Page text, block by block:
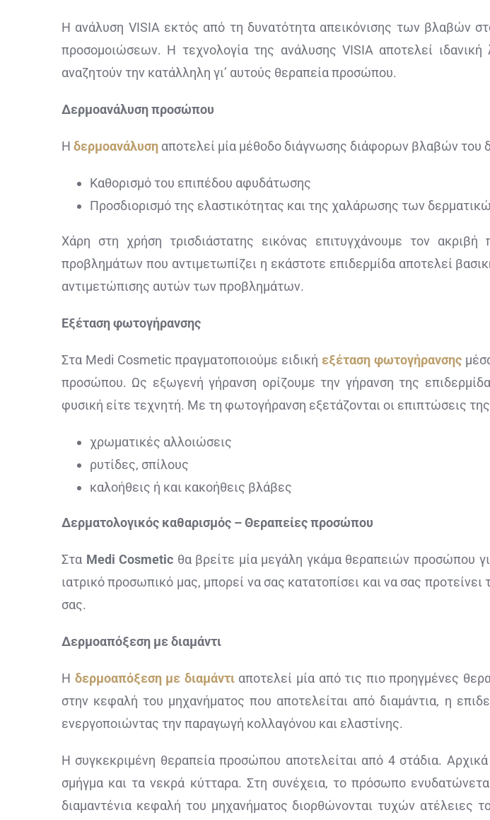
Η ανάλυση VISIA εκτός από τη δυνατότητα απεικόνισης των βλαβών
προσομοιώσεων. Η τεχνολογία της ανάλυσης VISIA αποτελεί
αναζητούν την κατάλληλη γι’ αυτούς θεραπεία προσώπου.
Δερμοανάλυση προσώπου
Η δερμοανάλυσηαποτελεί μία μέθοδο διάγνωσης διάφορων βλαβών του
Καθορισμό του επιπέδου αφυδάτωσης
Προσδιορισμό της ελαστικότητας και της χαλάρωσης των
Χάρη στη χρήση τρισδιάστατης εικόνας επιτυγχάνουμε τον
προβλημάτων που αντιμετωπίζει η εκάστοτε επιδερμίδα αποτελεί
αντιμετώπισης αυτών των προβλημάτων.
Εξέταση φωτογήρανσης
Στα Medi Cosmetic πραγματοποιούμε ειδική εξέταση φωτογήρανσης
προσώπου. Ως εξωγενή γήρανση ορίζουμε την γήρανση της
φυσική είτε τεχνητή. Με τη φωτογήρανση εξετάζονται οι επιπτώσεις
χρωματικές αλλοιώσεις
ρυτίδες, σπίλους
καλοήθεις ή και κακοήθεις βλάβες
Δερματολογικός καθαρισμός – Θεραπείες προσώπου
Στα Medi Cosmetic θα βρείτε μία μεγάλη γκάμα θεραπειών προσώπου
ιατρικό προσωπικό μας, μπορεί να σας κατατοπίσει και να σας
σας.
Δερμοαπόξεση με διαμάντι
Η δερμοαπόξεση με διαμάντιαποτελεί μία από τις πιο προηγμένες
στην κεφαλή του μηχανήματος που αποτελείται από διαμάντια, η
ενεργοποιώντας την παραγωγή κολλαγόνου και ελαστίνης.
Η συγκεκριμένη θεραπεία προσώπου αποτελείται από 4 στάδια.
σμήγμα και τα νεκρά κύτταρα. Στη συνέχεια, το πρόσωπο
διαμαντένια κεφαλή του μηχανήματος διορθώνονται τυχών ατέλειες